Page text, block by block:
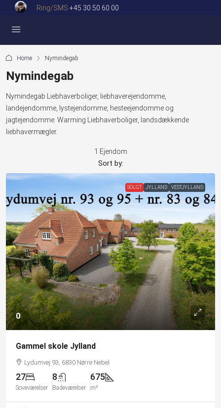
Ring/SMS +45 30 50 60 00
Home Nymindegab
Nymindegab
Nymindegab Liebhaverboliger, liebhaverejendomme,
landejendomme, lystejendomme, hesteejendomme og
jagtejendomme. Warming Liebhaverboliger, landsdækkende
liebhavermægler.
1 Ejendom
Sort by:
SOLGT JYLLAND VESTJYLLAND
0
Gammel skole Jylland
Lydumvej 93, 6830 Nørre Nebel
27
Soveværelser
8
Badeværelser
675
m²